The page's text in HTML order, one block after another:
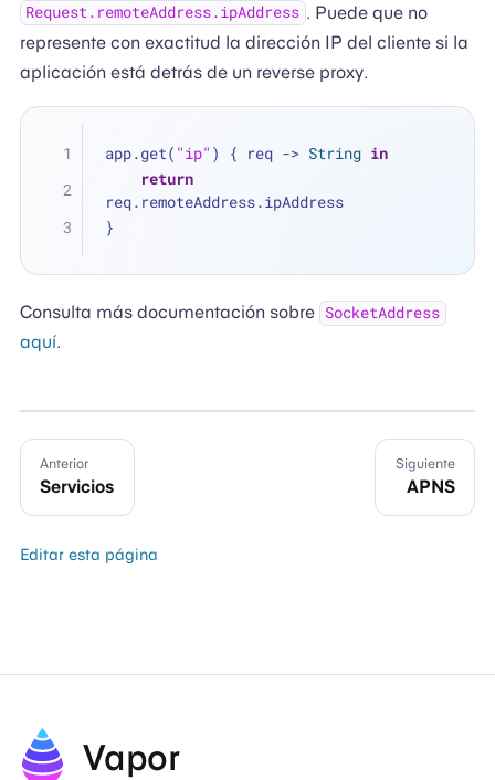
Request.remoteAddress.ipAddress . Puede que no
represente con exactitud la dirección IP del cliente si la
aplicación está detrás de un reverse proxy.
app.get( "ip" ) { req -> String in
return
req.remoteAddress.ipAddress
}
Consulta más documentación sobre SocketAddress
aquí.
Anterior
Servicios
Siguiente
APNS
Editar esta página
Vapor